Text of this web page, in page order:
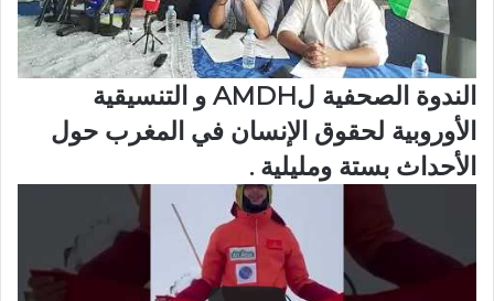
الندوة الصحفية لAMDH و التنسيقية
الأوروبية لحقوق الإنسان في المغرب حول
الأحداث بستة ومليلية .